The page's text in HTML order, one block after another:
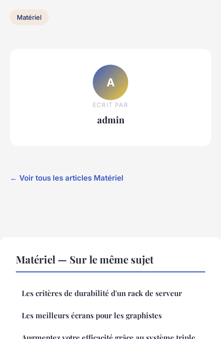
Matériel
A
ECRIT PAR
admin
← Voir tous les articles Matériel
Matériel — Sur le même sujet
Les critères de durabilité d'un rack de serveur
Les meilleurs écrans pour les graphistes